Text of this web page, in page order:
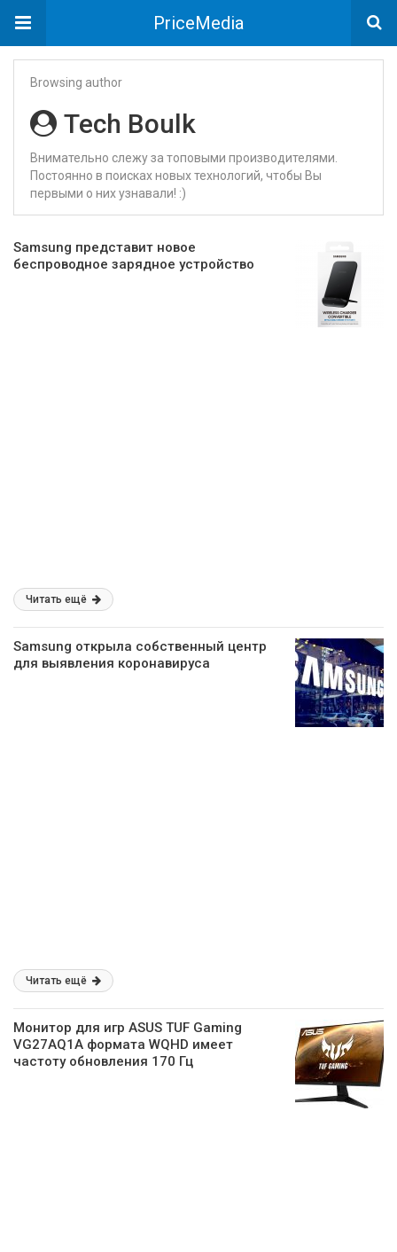
PriceMedia
Browsing author
Tech Boulk
Внимательно слежу за топовыми производителями.
Постоянно в поисках новых технологий, чтобы Вы
первыми о них узнавали! :)
Samsung представит новое
беспроводное зарядное устройство
Читать ещё
Samsung открыла собственный центр
для выявления коронавируса
Читать ещё
Монитор для игр ASUS TUF Gaming
VG27AQ1A формата WQHD имеет
частоту обновления 170 Гц